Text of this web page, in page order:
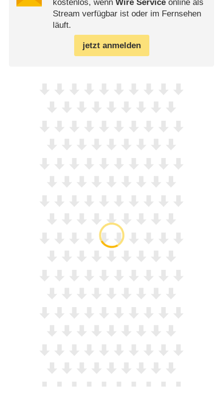
kostenlos, wenn Wire Serviceonline als
Stream verfügbar ist oder im Fernsehen
läuft.
jetzt anmelden